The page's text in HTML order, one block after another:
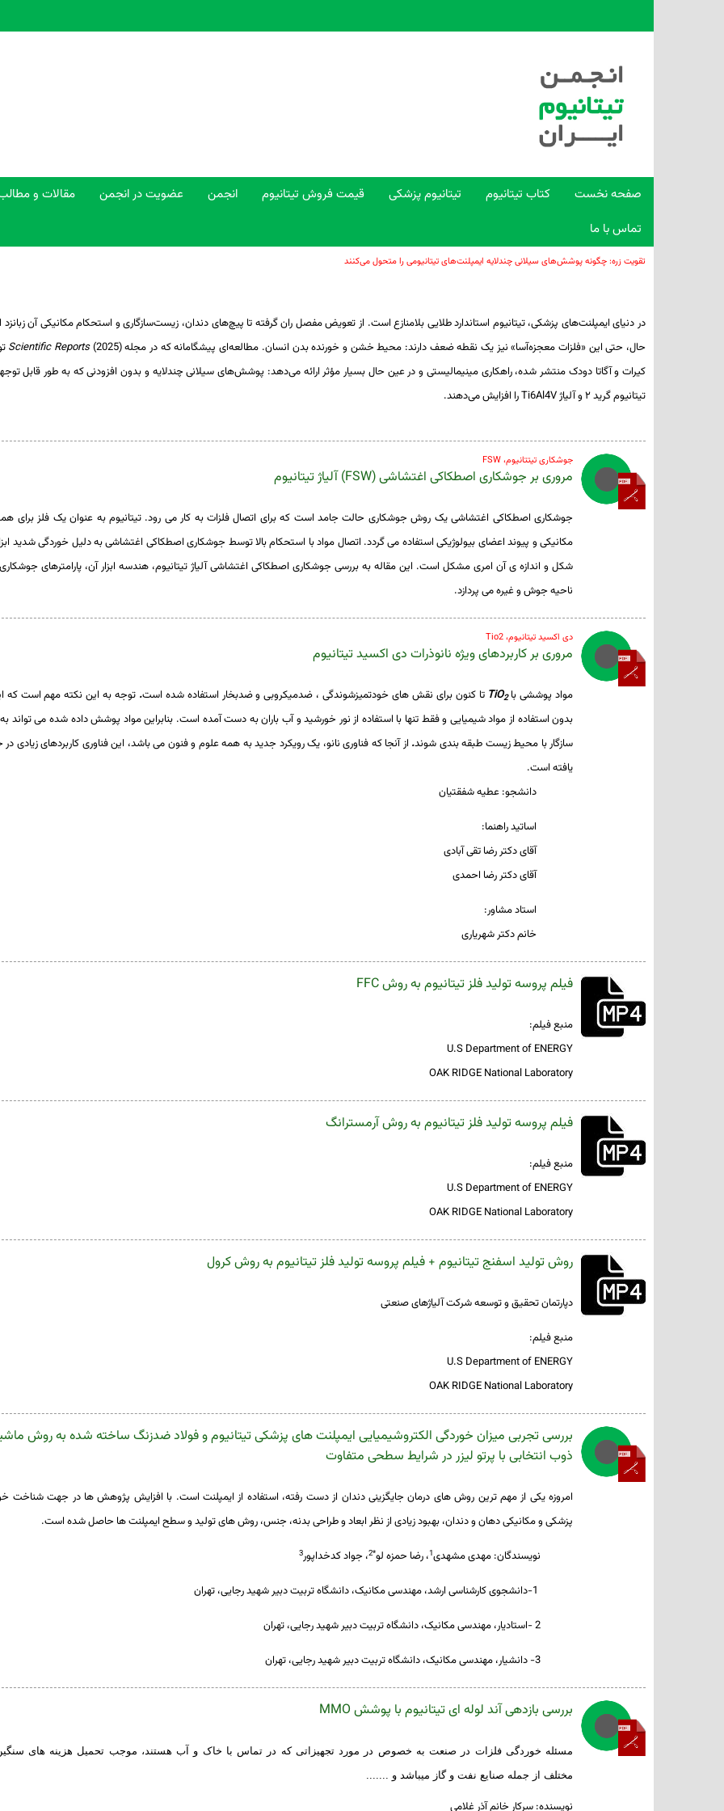
صفحه نخست کتاب تیتانیوم تیتانیوم پزشکی قیمت فروش تیتانیوم انجمن عضویت در انجمن مقالات و
تماس با ما
تقویت زره: چگونه پوشش‌های سیلانی چندلایه ایمپلنت‌های تیتانیومی را متحول می‌کنند
در دنیای ایمپلنت‌های پزشکی، تیتانیوم استاندارد طلایی بلامنازع است. از تعویض مفصل ران گرفته تا پیچ‌های دندان، زیست‌سازگاری و استحکام مکانیکی آن
حال، حتی این «فلزات معجزه‌آسا» نیز یک نقطه ضعف دارند: محیط خشن و خورنده بدن انسان. مطالعه‌ای پیشگامانه که در مجله
Scientific Reports
کیرات و آگاتا دودک منتشر شده، راهکاری مینیمالیستی و در عین حال بسیار مؤثر ارائه می‌دهد: پوشش‌های سیلانی چندلایه و بدون افزودنی که به طور قابل
تیتانیوم گرید ۲ و آلیاژ Ti6Al4V را افزایش می‌دهند.
جوشکاری تیتتانیوم، FSW
مروری بر جوشکاری اصطکاکی اغتشاشی (FSW) آلیاژ تیتانیوم
جوشکاری اصطکاکی اغتشاشی یک روش جوشکاری حالت جامد است که برای اتصال فلزات به کار می رود. تیتانیوم به عنوان یک فلز برای
مکانیکی و پیوند اعضای بیولوژیکی استفاده می گردد. اتصال مواد با استحکام بالا توسط جوشکاری اصطکاکی اغتشاشی به دلیل خوردگی شدید
شکل و اندازه­ ی آن امری مشکل است. این مقاله به بررسی جوشکاری اصطکاکی اغتشاشی آلیاژ تیتانیوم، هندسه ابزار آن، پارامترهای
ناحیه جوش و غیره می پردازد.
دی اکسید تیتانیوم، Tio2
مروری بر کاربردهای ویژه نانوذرات دی اکسید تیتانیوم
مواد پوششی با TiO2 تا کنون برای نقش های خودتمیزشوندگی ، ضدمیکروبی وضدبخار استفاده شده است. توجه به این نکته مهم است که
بدون استفاده از موادشیمیایی وفقط تنها با استفاده از نور خورشید و آب بارانبه دستآمده است. بنابراینمواد پوششداده شده می تواند به
سازگاربا محیط زیست طبقهبندی شوند. از آنجا که فناوری نانو، یکرویکرد جدید به همهعلوم وفنون می باشد، اینفناوری کاربردهایزیادی در
یافته است.
دانشجو: عطیه شفقتیان
اساتید راهنما:
آقای دکتر رضا تقی آبادی
آقای دکتر رضا احمدی
استاد مشاور:
خانم دکتر شهریاری
فیلم پروسه تولید فلز تیتانیوم به روش FFC
منبع فیلم:
U.S Department of ENERGY
OAK RIDGE National Laboratory
فیلم پروسه تولید فلز تیتانیوم به روش آرمسترانگ
منبع فیلم:
U.S Department of ENERGY
OAK RIDGE National Laboratory
روش تولید اسفنج تیتانیوم + فیلم پروسه تولید فلز تیتانیوم به روش کرول
دپارتمان تحقیق و توسعه شرکت آلیاژهای صنعتی
منبع فیلم:
U.S Department of ENERGY
OAK RIDGE National Laboratory
بررسی تجربی میزان خوردگی الکتروشیمیایی ایمپلنت های پزشکی تیتانیوم و فولاد ضدزنگ ساخته شده به روش
ذوب انتخابی با پرتو لیزر در شرایط سطحی متفاوت
امروزه یکی از مهم ترین روش های درمان جایگزینی دندان از دست رفته، استفاده از ایمپلنت است. با افزایش پژوهش ها در جهت شناخت
پزشکی ومکانیکیدهان ودندان، بهبودزیادی از نظر ابعاد وطراحیبدنه، جنس، روشهایتولید وسطح ایمپلنتها حاصلشده است.
نویسندگان: مهدی مشهدی1، رضا حمزه لو*2 ، جواد کدخداپور3
-1دانشجوی کارشناسی ارشد، مهندسی مکانیک، دانشگاه تربیت دبیر شهید رجایی، تهران
2
-استادیار، مهندسی مکانیک، دانشگاه تربیت دبیر شهید رجایی، تهران
3- دانشیار، مهندسی مکانیک، دانشگاه تربیت دبیر شهید رجایی، تهران
بررسی بازدهی آند لوله ای تیتانیوم با پوشش MMO
مسئله خوردگی فلزات در صنعت به خصوص در مورد تجهیزاتی که در تماس با خاک و آب هستند، موجب تحمیل هزینه­ های
مختلف از جمله صنایع نفت و گاز می­باشد و .......
نویسنده: سرکار خانم آذر غلامی